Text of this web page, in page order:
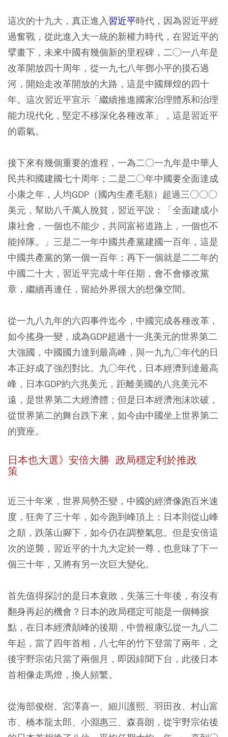
這次的十九大，真正進入習近平時代，因為習近平經
過奮戰，從此進入大一統的新權力時代，在習近平的
擘畫下，未來中國有幾個新的里程碑，二○一八年是
改革開放四十周年，從一九七八年鄧小平的摸石過
河，開始走改革開放的大路，這是中國輝煌的四十
年。這次習近平宣示「繼續推進國家治理體系和治理
能力現代化，堅定不移深化各種改革」，這是習近平
的霸氣。
接下來有幾個重要的進程，一為二○一九年是中華人
民共和國建國七十周年；二是二○年中國要全面達成
小康之年，人均GDP（國內生產毛額）超過三○○○
美元，幫助八千萬人脫貧，習近平說：「全面建成小
康社會，一個也不能少，共同富裕道路上，一個也不
能掉隊。」三是二一年中國共產黨建國一百年，這是
中國共產黨的第一個一百年；再下一個就是二二年的
中國二十大，習近平完成十年任期，會不會修改黨
章，繼續再連任，留給外界很大的想像空間。
從一九八九年的六四事件迄今，中國完成各種改革，
如今搖身一變，成為GDP超過十一兆美元的世界第二
大強國，中國國力達到最高峰，與一九九○年代的日
本正好成了強烈對比。九○年代，日本經濟到達最高
峰，日本GDP約六兆美元，距離美國的八兆美元不
遠，是世界第二大經濟體；但是日本經濟泡沫吹破，
從世界第二的舞台跌下來，如今由中國坐上世界第二
的寶座。
日本也大選》安倍大勝 政局穩定利於推政
策
近三十年來，世界局勢丕變，中國的經濟像跑百米速
度，狂奔了三十年，如今跑到峰頂上；日本則從山峰
之顛，跌落山腳下，如今仍在調整氣息。但是安倍這
次的逆襲，習近平的十九大定於一尊，也意味了下一
個三十年，又將有另一次巨大變化。
首先值得探討的是日本衰敗，失落三十年後，有沒有
翻身再起的機會？日本的政局穩定可能是一個轉捩
點，在日本經濟顛峰的後期，中曾根康弘從一九八二
年起，當了四年首相，八七年的竹下登當了兩年，之
後宇野宗佑只當了兩個月，即因緋聞下台，此後日本
首相像走馬燈，換人頻繁。
從海部俊樹、宮澤喜一、細川護熙、羽田孜、村山富
市、橋本龍太郎、小淵惠三、森喜朗，從宇野宗佑後